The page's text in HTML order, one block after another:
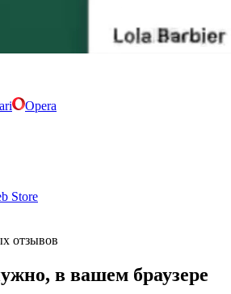
Opera
Store
отзывов
в вашем браузере